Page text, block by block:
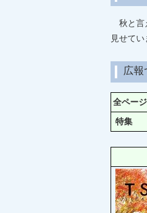
秋と言
見せて
広
全ペー
特集